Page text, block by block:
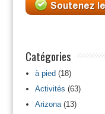
Catégories
à pied(18)
Activités (63)
Arizona(13)